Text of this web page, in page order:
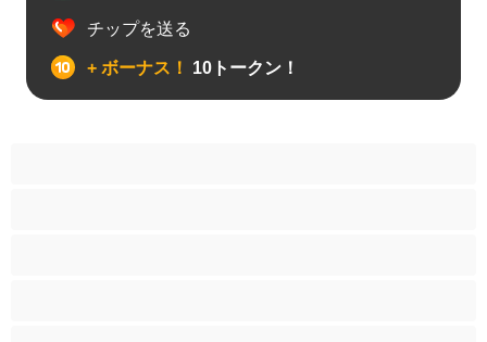
チップを送る
+ ボーナス！ 10トークン！